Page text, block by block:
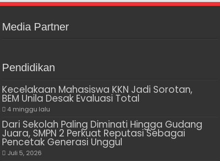
Media Partner
Pendidikan
Kecelakaan Mahasiswa KKN Jadi Sorotan,
BEM Unila Desak Evaluasi Total
4 minggu lalu
Dari Sekolah Paling Diminati Hingga Gudang
Juara, SMPN 2 Perkuat Reputasi Sebagai
Pencetak Generasi Unggul
Juli 5, 2026